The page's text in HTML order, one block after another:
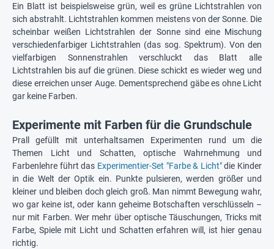
Ein Blatt ist beispielsweise grün, weil es grüne Lichtstrahlen von
sich abstrahlt. Lichtstrahlen kommen meistens von der Sonne. Die
scheinbar weißen Lichtstrahlen der Sonne sind eine Mischung
verschiedenfarbiger Lichtstrahlen (das sog. Spektrum). Von den
vielfarbigen Sonnenstrahlen verschluckt das Blatt alle
Lichtstrahlen bis auf die grünen. Diese schickt es wieder weg und
diese erreichen unser Auge. Dementsprechend gäbe es ohne Licht
gar keine Farben.
Experimente mit Farben für die Grundschule
Prall gefüllt mit unterhaltsamen Experimenten rund um die
Themen Licht und Schatten, optische Wahrnehmung und
Farbenlehre führt das Experimentier-Set "Farbe & Licht"die Kinder
in die Welt der Optik ein. Punkte pulsieren, werden größer und
kleiner und bleiben doch gleich groß. Man nimmt Bewegung wahr,
wo gar keine ist, oder kann geheime Botschaften verschlüsseln –
nur mit Farben. Wer mehr über optische Täuschungen, Tricks mit
Farbe, Spiele mit Licht und Schatten erfahren will, ist hier genau
richtig.